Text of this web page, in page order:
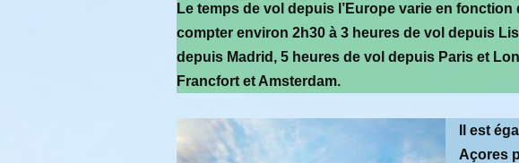
Le temps de vol depuis l’Europe varie en
compter environ 2h30 à 3 heures de vol depuis
depuis Madrid, 5 heures de vol depuis Paris et
Francfort et Amsterdam.
Il est
Açores